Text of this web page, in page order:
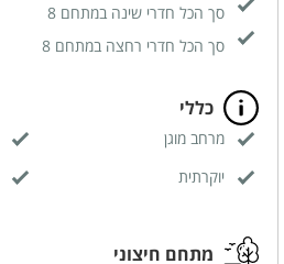
סך הכל חדרי שינה במתחם 8
סך הכל חדרי רחצה במתחם 8
כללי
מרחב מוגן
יוקרתית
מתחם חיצוני